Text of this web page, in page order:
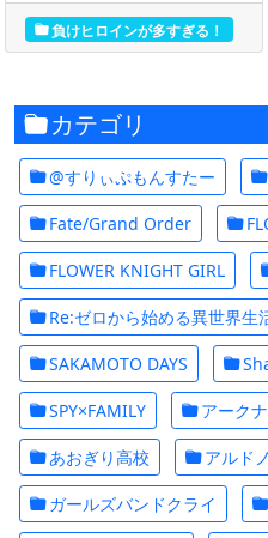
負けヒロインが多すぎる！
カテゴリ
@すりぃぷもんすたー
Fate/Grand Order
FLOWER KNIGHT GIRL
Re:ゼロから始める異世界生
SAKAMOTO DAYS
SPY×FAMILY アーク
あおぎり高校 アルド
ガールズバンドクライ